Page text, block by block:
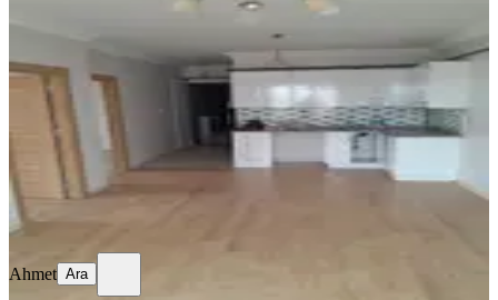
Acil Satılık 2+1 Daire 2.040.00 Tl.
Gaziantep, Şahinbey
05.08.2026
2.040.000 ₺
Ahmet
Ara
Ahmet Ara